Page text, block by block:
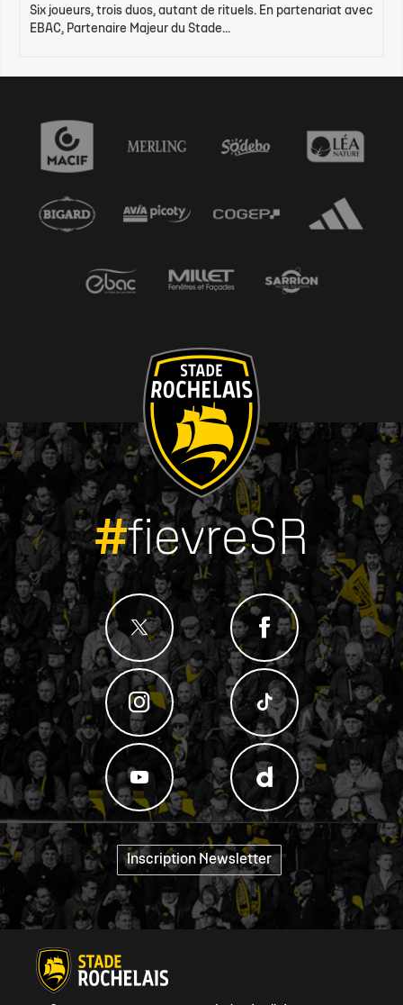
Six joueurs, trois duos, autant de rituels. En partenariat avec
EBAC, Partenaire Majeur du Stade...
#fievreSR
Inscription Newsletter "